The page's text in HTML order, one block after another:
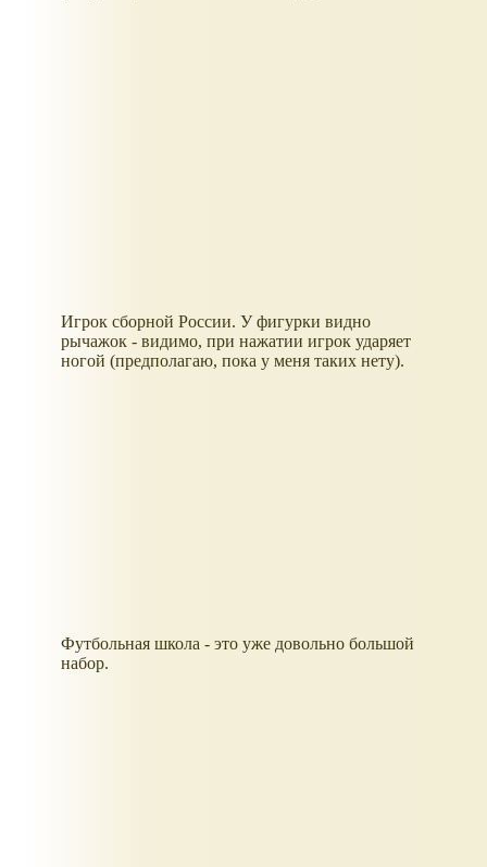
Игрок сборной России. У фигурки видно
рычажок - видимо, при нажатии игрок ударяет
ногой (предполагаю, пока у меня таких нету).
Футбольная школа - это уже довольно большой
набор.